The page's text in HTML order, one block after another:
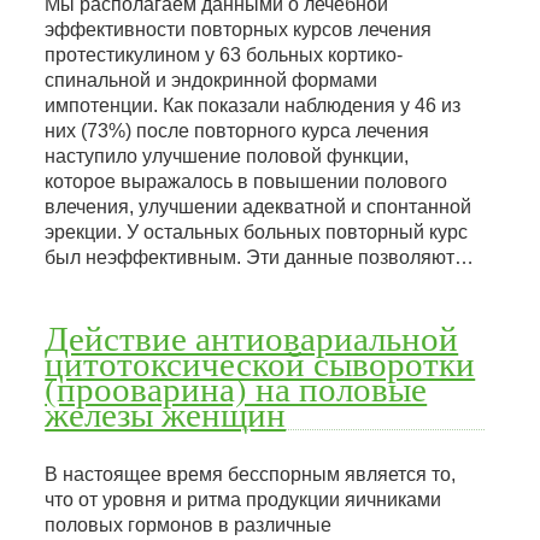
Мы располагаем данными о лечебной
эффективности повторных курсов лечения
протестикулином у 63 больных кортико-
спинальной и эндокринной формами
импотенции. Как показали наблюдения у 46 из
них (73%) после повторного курса лечения
наступило улучшение половой функции,
которое выражалось в повышении полового
влечения, улучшении адекватной и спонтанной
эрекции. У остальных больных повторный курс
был неэффективным. Эти данные позволяют…
Действие антиовариальной
цитотоксической сыворотки
(прооварина) на половые
железы женщин
В настоящее время бесспорным является то,
что от уровня и ритма продукции яичниками
половых гормонов в различные